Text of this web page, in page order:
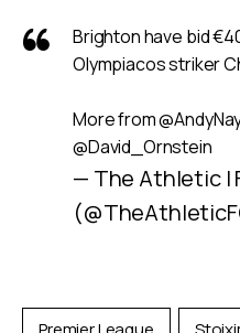
Brighton have bid
Olympiacos striker
More from
@David_Ornstein
— The Athletic |